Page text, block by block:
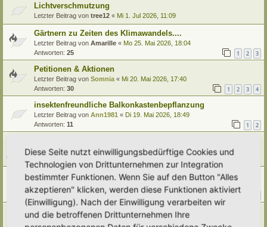
Lichtverschmutzung
Letzter Beitrag von tree12 « Mi 1. Jul 2026, 11:09
Gärtnern zu Zeiten des Klimawandels....
Letzter Beitrag von Amarille « Mo 25. Mai 2026, 18:04
Antworten: 25 1 2 3
Petitionen & Aktionen
Letzter Beitrag von Somnia « Mi 20. Mai 2026, 17:40
Antworten: 30 1 2 3 4
insektenfreundliche Balkonkastenbepflanzung
Letzter Beitrag von Ann1981 « Di 19. Mai 2026, 18:49
Antworten: 11 1 2
Letzter Beitrag von Amarille«Di 28. Apr 2026, 18:07
Antworten:
Solaranlagen, Windkraft, Energiewende etc.
Letzter Beitrag von Amarille
So 26. Apr 2026, 19:12
Antworten:156
Neuer Bio-Balkon-Kongress 2026
Diese Seite nutzt einwilligungsbedürftige Cookies und
Technologien von Drittunternehmen zur Integration
bestimmter Funktionen. Wenn Sie auf den Button "Alles
akzeptieren" klicken, werden diese Funktionen aktiviert
(Einwilligung). Nach der Einwilligung verarbeiten wir
und die betroffenen Drittunternehmen Ihre